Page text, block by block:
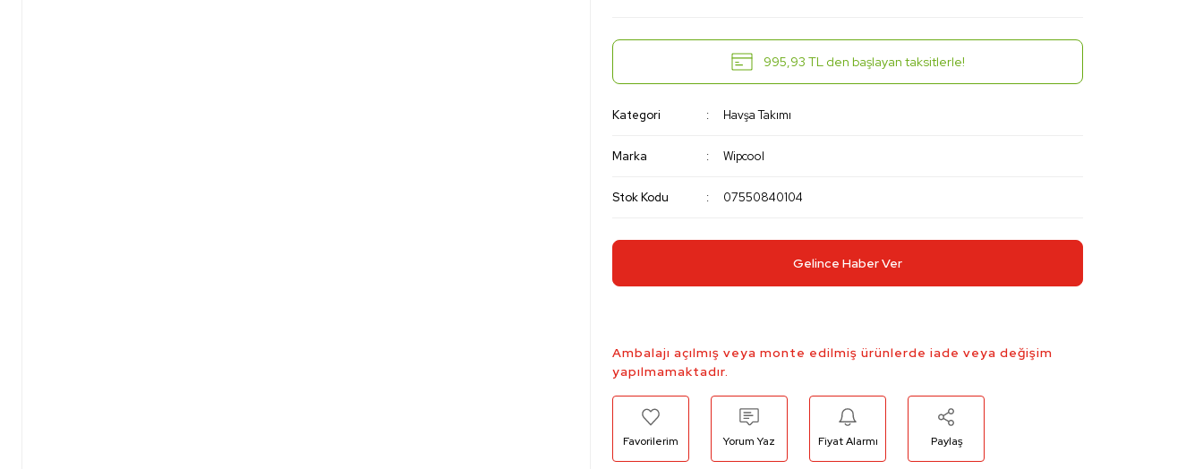
995,93 TL den başlayan taksitlerle!
Kategori Havşa Takımı
Marka Wipcool
Stok Kodu 07550840104
Gelince Haber Ver
Ambalajı açılmış veya monte edilmiş ürünlerde iade veya değişim
yapılmamaktadır.
Yorum Yaz Fiyat Alarmı Paylaş